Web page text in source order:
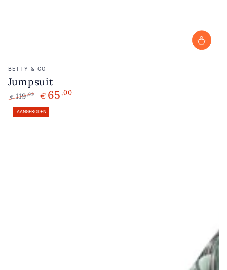
Verkoopster:
BETTY & CO
Jumpsuit
Normale
prijs
€ 119,99
Verkoopprijs
€ 65 ,00
AANGEBODEN